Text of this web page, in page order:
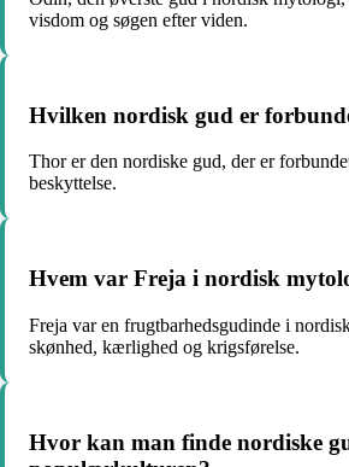
visdom og søgen efter viden.
Hvilken nordisk gud er
Thor er den nordiske gud, der er
beskyttelse.
Hvem var Freja i nordisk
Freja var en frugtbarhedsgudinde i
skønhed, kærlighed og krigsførelse.
Hvor kan man finde nordiske